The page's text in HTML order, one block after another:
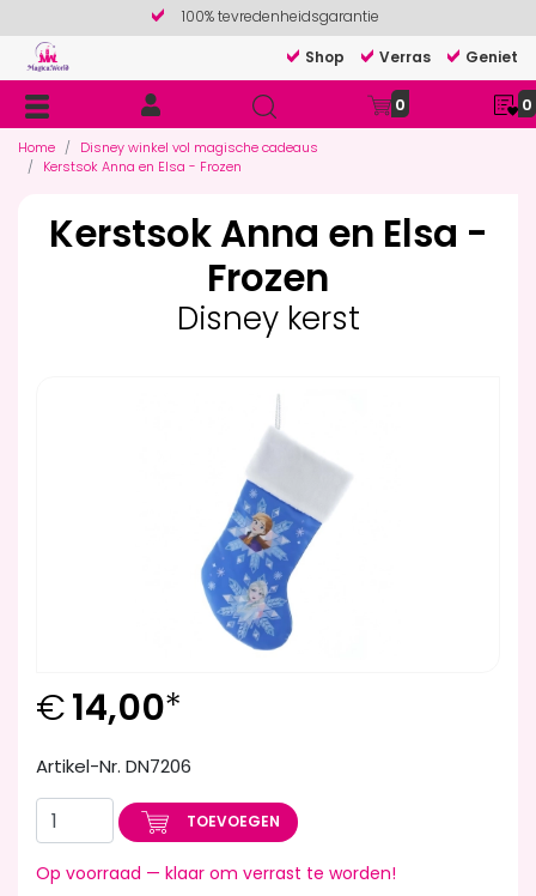
100% tevredenheidsgarantie
Shop
Verras Geniet
0 0
Home
Disney winkel vol magische cadeaus
Kerstsok Anna en Elsa - Frozen
Kerstsok Anna en Elsa -
Frozen
Disney kerst
€14,00*
Artikel-Nr. DN7206
TOEVOEGEN
Op voorraad — klaar om verrast te worden!